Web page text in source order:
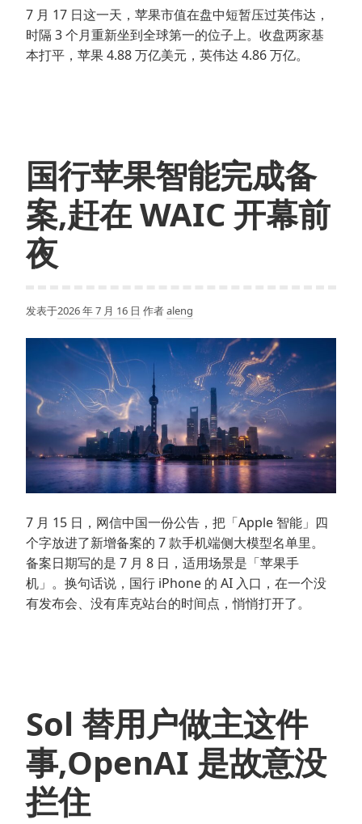
7 月 17 日这一天，苹果市值在盘中短暂压过英伟达，
时隔 3 个月重新坐到全球第一的位子上。收盘两家基
本打平，苹果 4.88 万亿美元，英伟达 4.86 万亿。
国行苹果智能完成备
案,赶在 WAIC 开幕前
夜
发表于2026 年 7 月 16 日 作者aleng
7 月 15 日，网信中国一份公告，把「Apple 智能」四
个字放进了新增备案的 7 款手机端侧大模型名单里。
备案日期写的是 7 月 8 日，适用场景是「苹果手
机」。换句话说，国行 iPhone 的 AI 入口，在一个没
有发布会、没有库克站台的时间点，悄悄打开了。
Sol 替用户做主这件
事,OpenAI 是故意没
拦住